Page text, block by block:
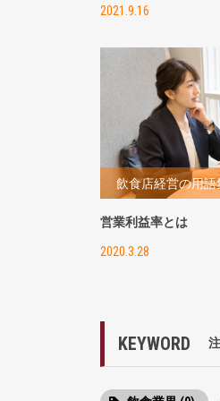
2021.9.16
飲食店経営の用語
営業利益率とは
2020.3.28
KEYWORD